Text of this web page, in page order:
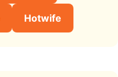
Hotwife